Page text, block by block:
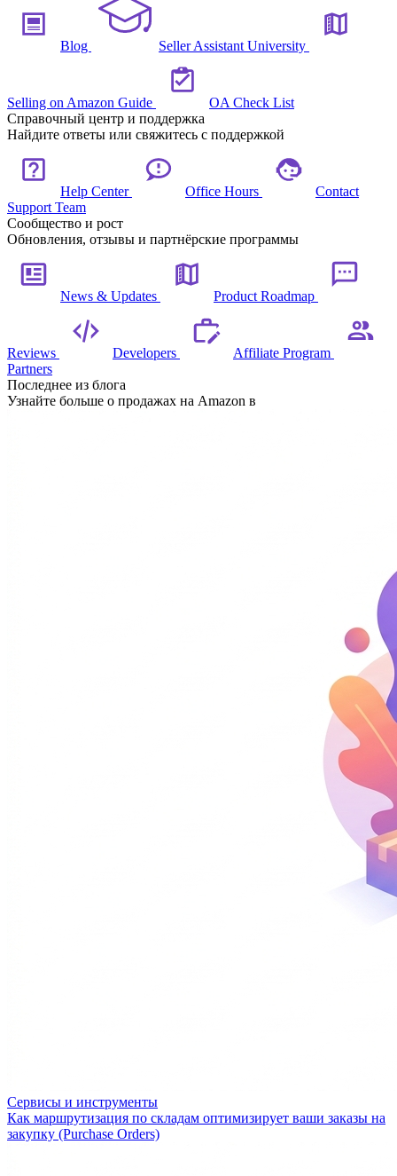
Blog Seller Assistant University
Selling on Amazon Guide
OA Check List
Справочный центр и поддержка
Найдите ответы или свяжитесь с поддержкой
Help Center Office Hours
Contact
Support Team
Сообщество и рост
Обновления, отзывы и партнёрские программы
News & Updates Product Roadmap
Reviews Developers
Affiliate Program
Partners
Последнее из блога
Узнайте больше о продажах на Amazon в
Сервисы и инструменты
Как маршрутизация по складам оптимизирует ваши заказы на
закупку (Purchase Orders)